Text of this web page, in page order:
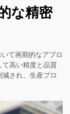
な精密
て画期的なアプロ
て高い精度と品質
され、生産プロ